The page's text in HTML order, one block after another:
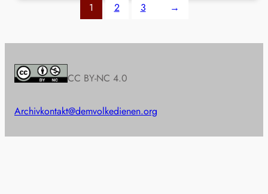
1 2 3 →
CC BY-NC 4.0
Archivkontakt@demvolkedienen.org